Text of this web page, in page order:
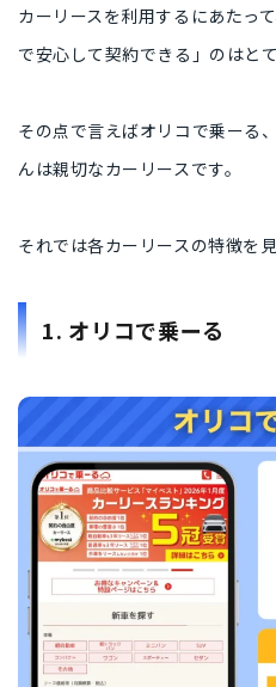
カーリースを利用するにあたっ
で安心して契約できる」のはとて
その点で言えばオリコで乗ーる
んは親切なカーリースです。
それでは各カーリースの特徴を
1. オリコで乗ーる